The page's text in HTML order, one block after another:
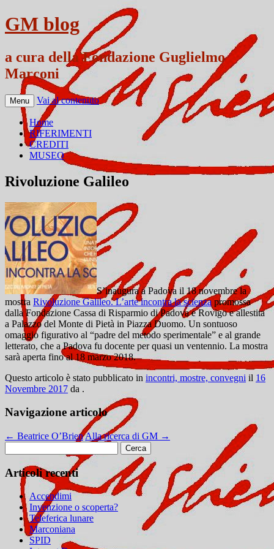
GM blog
a cura della Fondazione Guglielmo
Marconi
Menu Vai al contenuto
Home
RIFERIMENTI
CREDITI
MUSEO
Rivoluzione Galileo
S’inaugura a Padova il 18 novembre la
mostra Rivoluzione Galileo. L’arte incontra la scienza promossa
dalla Fondazione Cassa di Risparmio di Padova e Rovigo e allestita
a Palazzo del Monte di Pietà in Piazza Duomo. Un sontuoso
omaggio figurativo al “padre del metodo sperimentale” e al grande
letterato, che a Padova fu docente per quasi un ventennio. La mostra
sarà aperta fino al 18 marzo 2018.
Questo articolo è stato pubblicato in incontri, mostre, convegni il 16
Novembre 2017 da .
Navigazione articolo
← Beatrice O’BrienAlla ricerca di GM →
per:
Articoli recenti
Accendimi
Invenzione o scoperta?
Teleferica lunare
Marconiana
SPID